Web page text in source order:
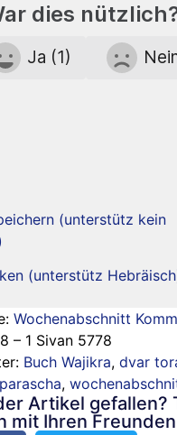
dies
Ja (1)
(unterstütz kein
(unterstütz
Wochenabschnitt
– 1 Sivan 5778
Buch Wajikra, dvar
parascha,
Artikel gefallen?
mit Ihren